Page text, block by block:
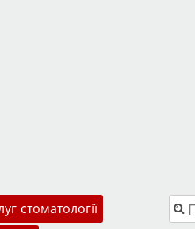
стоматології